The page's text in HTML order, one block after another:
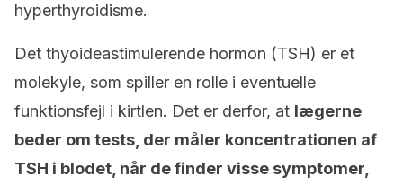
hyperthyroidisme.
Det thyoideastimulerende hormon (TSH) er et
molekyle, som spiller en rolle i eventuelle
funktionsfejl i kirtlen. Det er derfor, at lægerne
beder om tests, der måler koncentrationen af
TSH i blodet, når de finder visse symptomer,